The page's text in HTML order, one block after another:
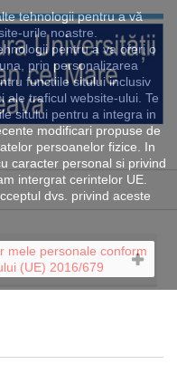
tehnologii pentru a vă
urile noastre.
pentru a va oferi o
prin personalizarea
functiile sitului inclusiv
ale traficul website-ului. Te
sitului pentru a integra in
modificari propuse de
persoanelor fizice. In
caracter personal si privind
intergrat cerintelor UE.
dvs. privind aceste
mele personale conform
(UE) 2016/679